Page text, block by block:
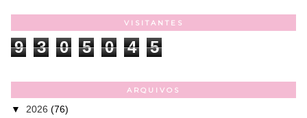
VISITANTES
9 3 0 5 0 4 5
ARQUIVOS
▼ 2026 (76)